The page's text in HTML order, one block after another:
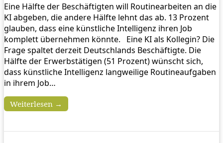
Eine Hälfte der Beschäftigten will Routinearbeiten an die
KI abgeben, die andere Hälfte lehnt das ab. 13 Prozent
glauben, dass eine künstliche Intelligenz ihren Job
komplett übernehmen könnte. Eine KI als Kollegin? Die
Frage spaltet derzeit Deutschlands Beschäftigte. Die
Hälfte der Erwerbstätigen (51 Prozent) wünscht sich,
dass künstliche Intelligenz langweilige Routineaufgaben
in ihrem Job…
Weiterlesen →